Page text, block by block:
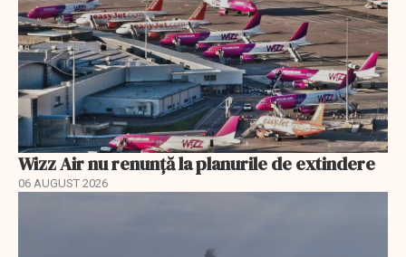
Wizz Air nu renunță la planurile de extindere
06 AUGUST 2026